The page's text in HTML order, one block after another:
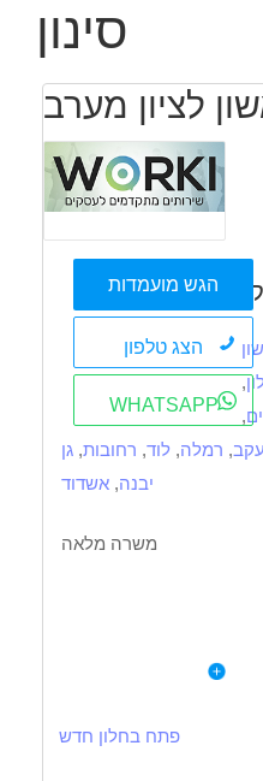
סינון
לציון מערב
הגש מועמדות
הצג טלפון
WHATSAPP
,
,
, רמלה, לוד, רחובות, גן
יבנה, אשדוד
משרה מלאה
חלוקה בתחום הקמונעאות
לחודש 06:30-10:30פתח בחלון חדש